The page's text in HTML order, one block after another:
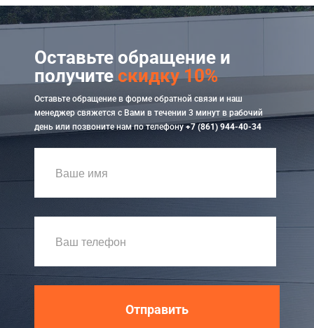
Оставьте обращение и
получитескидку 10%
Оставьте обращение в форме обратной связи и наш
менеджер свяжется с Вами в течении 3 минут в рабочий
день или позвоните нам по телефону+7 (861) 944-40-34
Отправить